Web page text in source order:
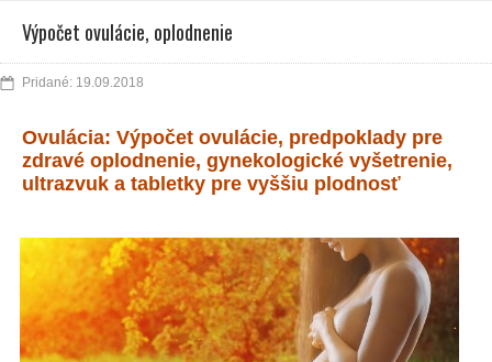
Výpočet ovulácie, oplodnenie
Pridané: 19.09.2018
Ovulácia: Výpočet ovulácie, predpoklady pre
zdravé oplodnenie, gynekologické vyšetrenie,
ultrazvuk a tabletky pre vyššiu plodnosť